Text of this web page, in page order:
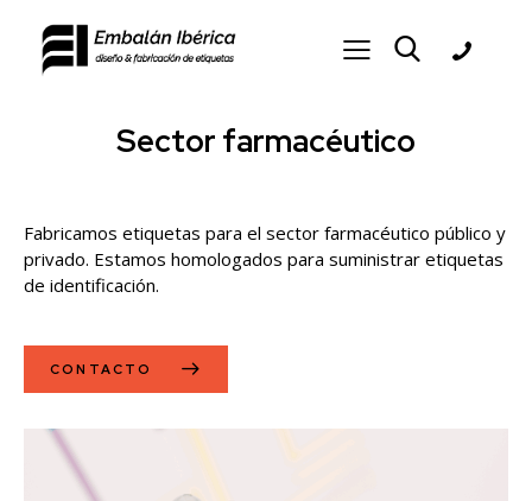
Sector farmacéutico
Saltar al contenido
Fabricamos etiquetas para el sector farmacéutico público y
privado. Estamos homologados para suministrar etiquetas
de identificación.
CONTACTO